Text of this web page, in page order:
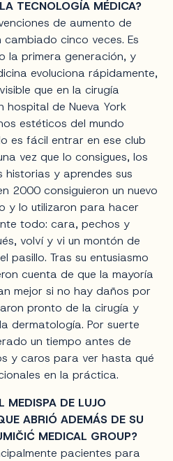
TECNOLOGÍA MÉDICA?
de aumento de
cinco veces. Es
la primera generación, y
evoluciona rápidamente,
que en la cirugía
hospital de Nueva York
estéticos del mundo
es fácil entrar en ese club
vez que lo consigues, los
historias y aprendes sus
2000 consiguieron un nuevo
y lo utilizaron para hacer
todo: cara, pechos y
volví y vi un montón de
pasillo. Tras su entusiasmo
cuenta de que la mayoría
mejor si no hay daños por
pronto de la cirugía y
dermatología. Por suerte
un tiempo antes de
y caros para ver hasta qué
en la práctica.
MEDISPA DE LUJO
ABRIÓ ADEMÁS DE SU
MEDICAL GROUP?
pacientes para